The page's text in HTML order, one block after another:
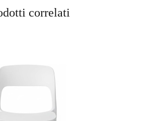
correlati